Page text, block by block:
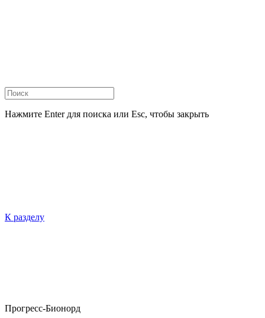
Нажмите Enter для поиска или Esc, чтобы закрыть
К разделу
Прогресс-Бионорд